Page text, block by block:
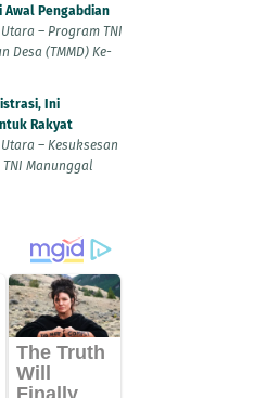
Awal Pengabdian
– Program TNI
Desa (TMMD) Ke-
Ini
Rakyat
– Kesuksesan
Manunggal